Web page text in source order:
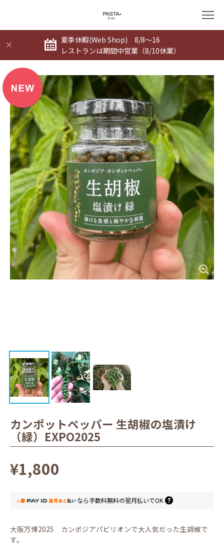
夏季休暇(Web Shop) 8/8～16
レストランは期間中営業（8/10休業）
カンポットペッパー 生胡椒の塩漬け
（緑）EXPO2025
¥1,800
なら手数料無料の翌月払いでOK
大阪万博2025 カンボジアパビリオンで大人気だった生胡椒で
す。